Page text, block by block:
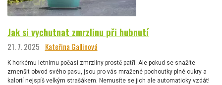
Jak si vychutnat zmrzlinu při hubnutí
21. 7. 2025 Kateřina Gallinová
K horkému letnímu počasí zmrzliny prostě patří. Ale pokud se snažíte
zmenšit obvod svého pasu, jsou pro vás mražené pochoutky plné cukry a
kalorií nejspíš velkým strašákem. Nemusíte se jich ale automaticky vzdát!